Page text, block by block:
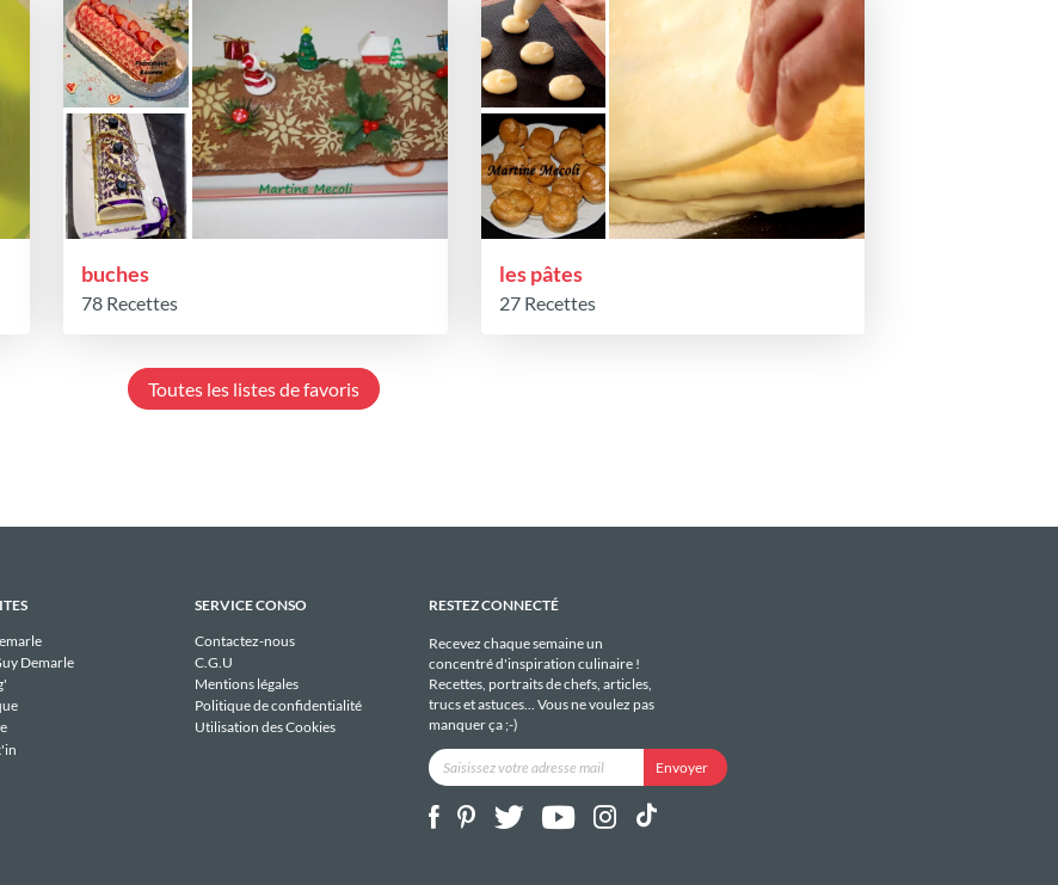
buches
78 Recettes
les pâtes
27 Recettes
Toutes les listes de favoris
Demarle
SERVICE CONSO
Contactez-nous
C.G.U
Mentions légales
Politique de confidentialité
Utilisation des Cookies
RESTEZ CONNECTÉ
Recevez chaque semaine un
concentré d'inspiration culinaire !
Recettes, portraits de chefs, articles,
trucs et astuces... Vous ne voulez pas
manquer ça ;-)